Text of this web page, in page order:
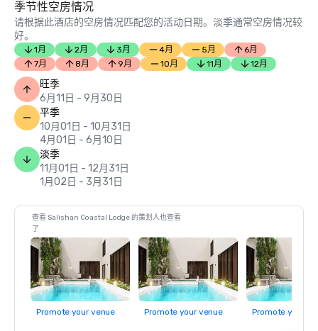
季节性空房情况
请根据此酒店的空房情况匹配您的活动日期。淡季通常空房情况较
好。
1月 2月 3月 4月 5月
6月
7月
8月 9月 10月 11月 12月
旺季
6月11日 - 9月30日
平季
10月01日 - 10月31日
4月01日 - 6月10日
淡季
11月01日 - 12月31日
1月02日 - 3月31日
查看 Salishan Coastal Lodge 的策划人也查看
了
Promote your venue Promote your venue Promote your